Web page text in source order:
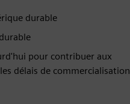
durable
pour contribuer aux
délais de commercialisation